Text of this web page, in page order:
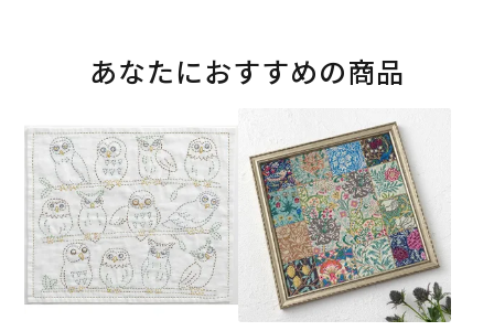
あなたにおすすめの商品